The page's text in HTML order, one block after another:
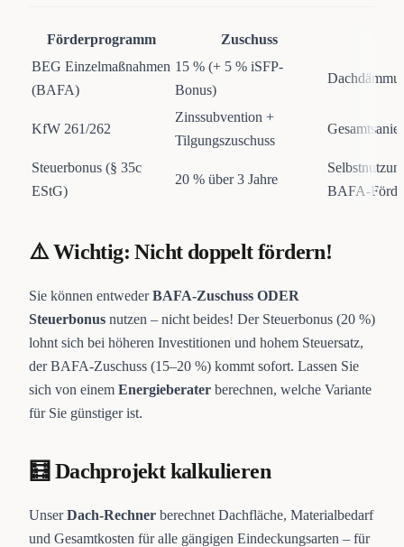
Förderprogramm Zuschuss
BEG Einzelmaßnahmen
(BAFA)
15 % (+ 5 % iSFP-
Bonus)
KfW 261/262
Zinssubvention +
Tilgungszuschuss
Steuerbonus (§ 35c
EStG)
20 % über 3 Jahre
BAFA-
⚠️ Wichtig: Nicht doppelt fördern!
Sie können entwederBAFA-Zuschuss ODER
Steuerbonus nutzen – nicht beides! Der Steuerbonus (20 %)
lohnt sich bei höheren Investitionen und hohem Steuersatz,
der BAFA-Zuschuss (15–20 %) kommt sofort. Lassen Sie
sich von einem Energieberater berechnen, welche Variante
für Sie günstiger ist.
🧮 Dachprojekt kalkulieren
UnserDach-Rechner berechnet Dachfläche, Materialbedarf
und Gesamtkosten für alle gängigen Eindeckungsarten – für